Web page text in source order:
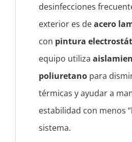
desinfecciones
exterior es deacero
con pintura
equipo utiliza
poliuretano para
térmicas y ayudar a
estabilidad con menos
sistema.